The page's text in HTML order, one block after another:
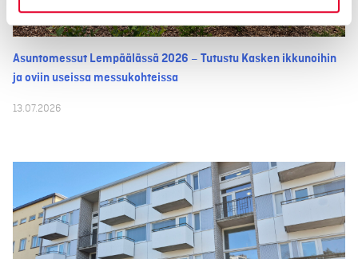
Asuntomessut Lempäälässä 2026 – Tutustu Kasken ikkunoihin
ja oviin useissa messukohteissa
13.07.2026